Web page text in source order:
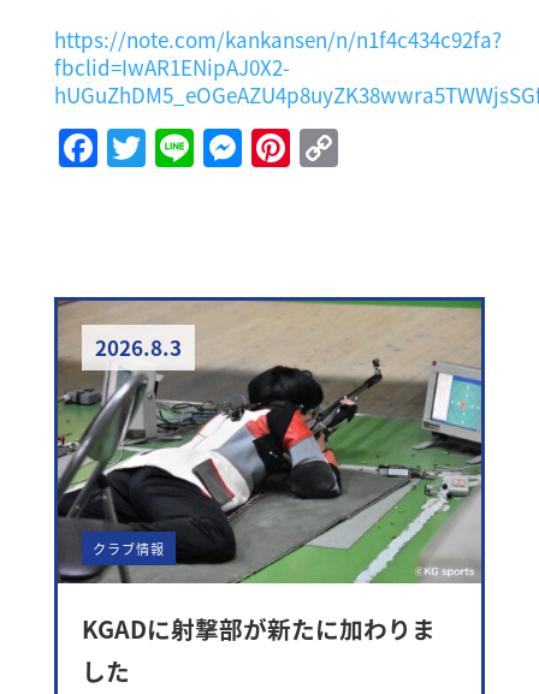
https://note.com/kankansen/n/n1f4c434c92fa?
fbclid=IwAR1ENipAJ0X2-
Facebook
Twitter
LineMessenger
Pinterest
Copy
2026.8.3
クラブ情報
KGADに射撃部が新たに加わりま
した